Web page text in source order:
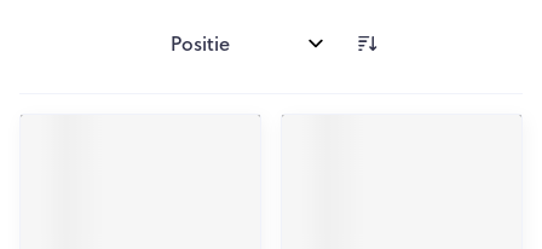
Sorteer op: